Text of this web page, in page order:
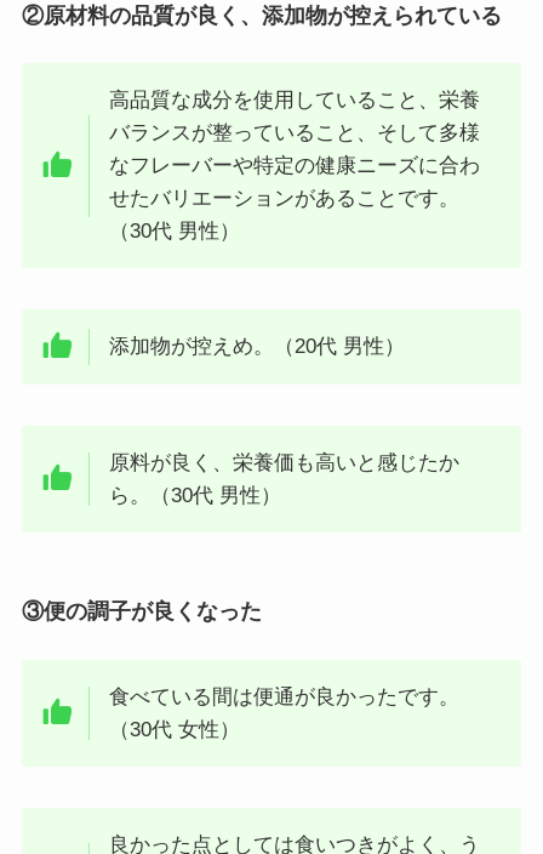
②原材料の品質が良く、添加物が控えられている
高品質な成分を使用していること、栄養
バランスが整っていること、そして多様
なフレーバーや特定の健康ニーズに合わ
せたバリエーションがあることです。
（30代 男性）
添加物が控えめ。（20代 男性）
原料が良く、栄養価も高いと感じたか
ら。（30代 男性）
③便の調子が良くなった
食べている間は便通が良かったです。
（30代 女性）
良かった点としては食いつきがよく、う